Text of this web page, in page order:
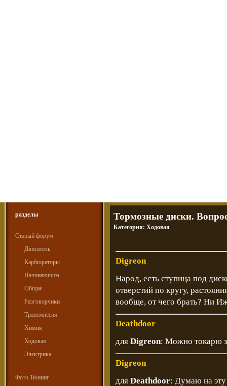
разделы
Старый форум
Двигатель
Карбюраторы
Начинающим
Общие
Разговорчики
Трансмиссия
Химия
Ходовая
Электрика
Фото Тюнинг
Тормозные диски.
Категория: Ходовая
Digreon
Народ, есть ступица под
отверстий по кругу,
вообще, от чего брать? Ни
Deathdoor
для Digreon: Можно токарю
Digreon
для Deathdoor: Думаю на эту